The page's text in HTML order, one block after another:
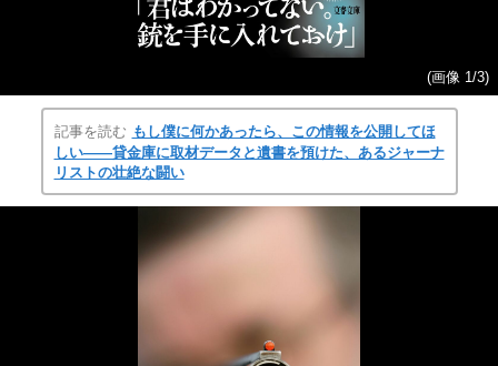
(画像 1/3)
記事を読む もし僕に何かあったら、この情報を公開してほ
しい――貸金庫に取材データと遺書を預けた、あるジャーナ
リストの壮絶な闘い